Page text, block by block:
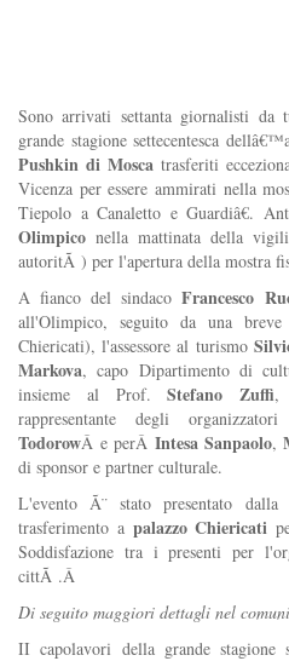
Sono arrivati settanta giornalisti
grande stagione settecentesca
Pushkin di Mosca trasferiti
Vicenza per essere ammirati nella
Tiepolo a Canaletto e Guardiâ€.
Olimpico nella mattinata della
autoritÃ ) per l'apertura della mostra
A fianco del sindacoFrancesco
all'Olimpico, seguito da una
Chiericati), l'assessore al turismo
Markova, capo Dipartimento di
insieme al Prof.Stefano Zuffi,
rappresentante degli
TodorowÂ e perÂ Intesa Sanpaolo,
di sponsor e partner culturale.
L'evento Ã¨ stato presentato dalla
trasferimento a palazzo Chiericati
Soddisfazione tra i presenti per
cittÃ .Â
Di seguito maggiori dettagli nel
II capolavori della grande stagione